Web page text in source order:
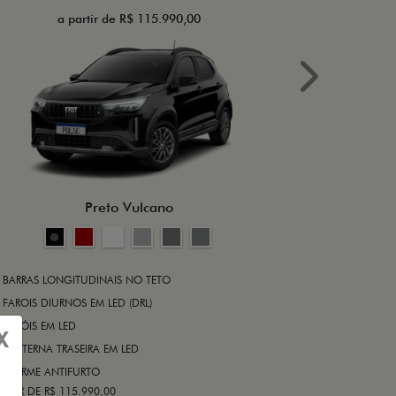
a partir de R$ 115.990,00
Preto Vulcano
BARRAS LONGITUDINAIS NO TETO
FAROIS DIURNOS EM LED (DRL)
FARÓIS EM LED
LANTERNA TRASEIRA EM LED
ALARME ANTIFURTO
DE R$ 115.990,00
Next